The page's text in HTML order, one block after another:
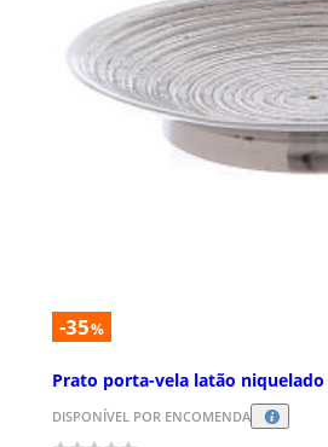
-35%
Prato porta-vela latão niquelado
DISPONÍVEL POR ENCOMENDA